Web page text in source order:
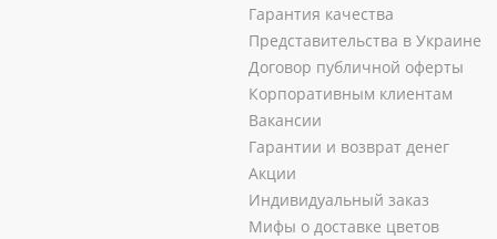
Гарантия качества
Представительства в Украине
Договор публичной оферты
Корпоративным клиентам
Вакансии
Гарантии и возврат денег
Акции
Индивидуальный заказ
Мифы о доставке цветов